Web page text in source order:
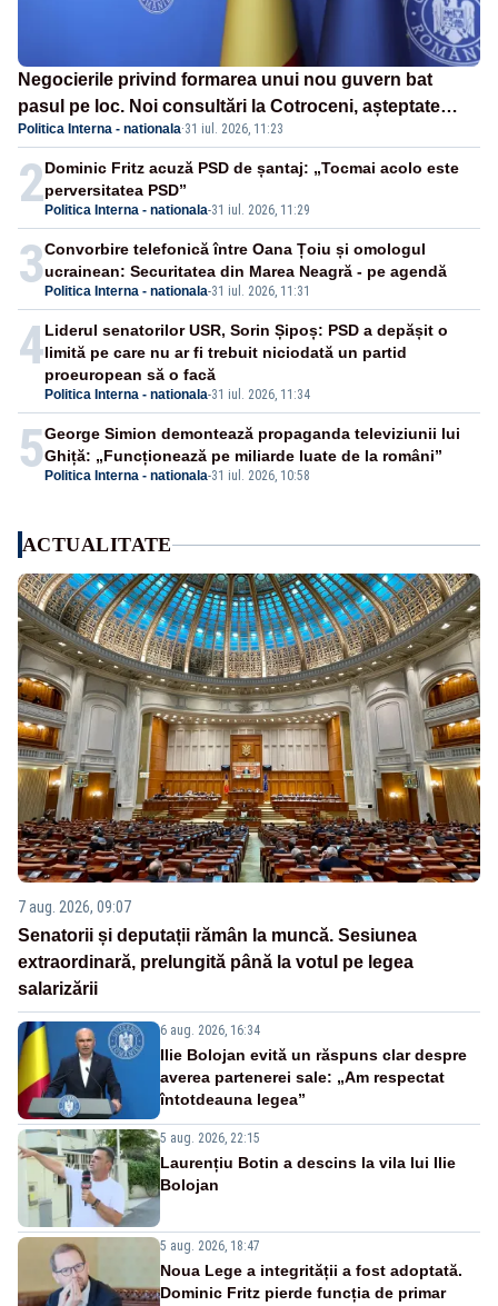
Negocierile privind formarea unui nou guvern bat
pasul pe loc. Noi consultări la Cotroceni, așteptate
după mijlocul lunii august -SURSE
Politica Interna - nationala·31 iul. 2026, 11:23
2 Politica Interna - nationala-31 iul. 2026, 11:29
Dominic Fritz acuză PSD de șantaj: „Tocmai acolo este
perversitatea PSD”
3 Politica Interna - nationala-31 iul. 2026, 11:31
Convorbire telefonică între Oana Țoiu și omologul
ucrainean: Securitatea din Marea Neagră - pe agendă
4
Politica Interna - nationala-31 iul. 2026, 11:34
Liderul senatorilor USR, Sorin Șipoș: PSD a depășit o
limită pe care nu ar fi trebuit niciodată un partid
proeuropean să o facă
5 Politica Interna - nationala-31 iul. 2026, 10:58
George Simion demontează propaganda televiziunii lui
Ghiță: „Funcționează pe miliarde luate de la români”
ACTUALITATE
7 aug. 2026, 09:07
Senatorii și deputații rămân la muncă. Sesiunea
extraordinară, prelungită până la votul pe legea
salarizării
6 aug. 2026, 16:34
Ilie Bolojan evită un răspuns clar despre
averea partenerei sale: „Am respectat
întotdeauna legea”
5 aug. 2026, 22:15
Laurențiu Botin a descins la vila lui Ilie
Bolojan
5 aug. 2026, 18:47
Noua Lege a integrității a fost adoptată.
Dominic Fritz pierde funcția de primar